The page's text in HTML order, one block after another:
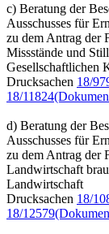
c) Beratung der
Ausschusses für
zu dem Antrag
Missstände und
Gesellschaftlichen
Drucksachen 18/
18/11824
d) Beratung der
Ausschusses für
zu dem Antrag
Landwirtschaft
Landwirtschaft
Drucksachen 18/
18/12579